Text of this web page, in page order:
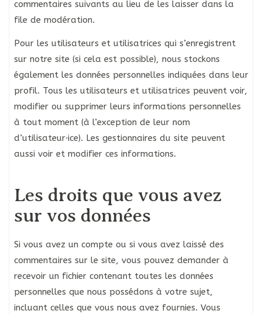
commentaires suivants au lieu de les laisser dans la
file de modération.
Pour les utilisateurs et utilisatrices qui s’enregistrent
sur notre site (si cela est possible), nous stockons
également les données personnelles indiquées dans leur
profil. Tous les utilisateurs et utilisatrices peuvent voir,
modifier ou supprimer leurs informations personnelles
à tout moment (à l’exception de leur nom
d’utilisateur·ice). Les gestionnaires du site peuvent
aussi voir et modifier ces informations.
Les droits que vous avez
sur vos données
Si vous avez un compte ou si vous avez laissé des
commentaires sur le site, vous pouvez demander à
recevoir un fichier contenant toutes les données
personnelles que nous possédons à votre sujet,
incluant celles que vous nous avez fournies. Vous